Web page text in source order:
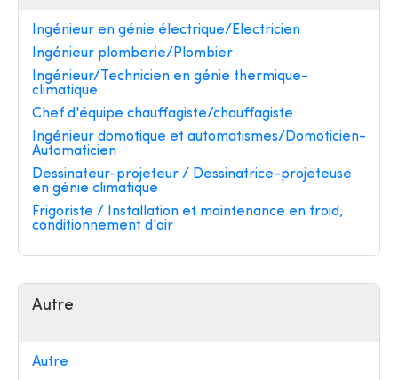
Ingénieur en génie électrique/Electricien
Ingénieur plomberie/Plombier
Ingénieur/Technicien en génie thermique-
climatique
Chef d'équipe chauffagiste/chauffagiste
Ingénieur domotique et automatismes/Domoticien-
Automaticien
Dessinateur-projeteur / Dessinatrice-projeteuse
en génie climatique
Frigoriste / Installation et maintenance en froid,
conditionnement d'air
Autre
Autre